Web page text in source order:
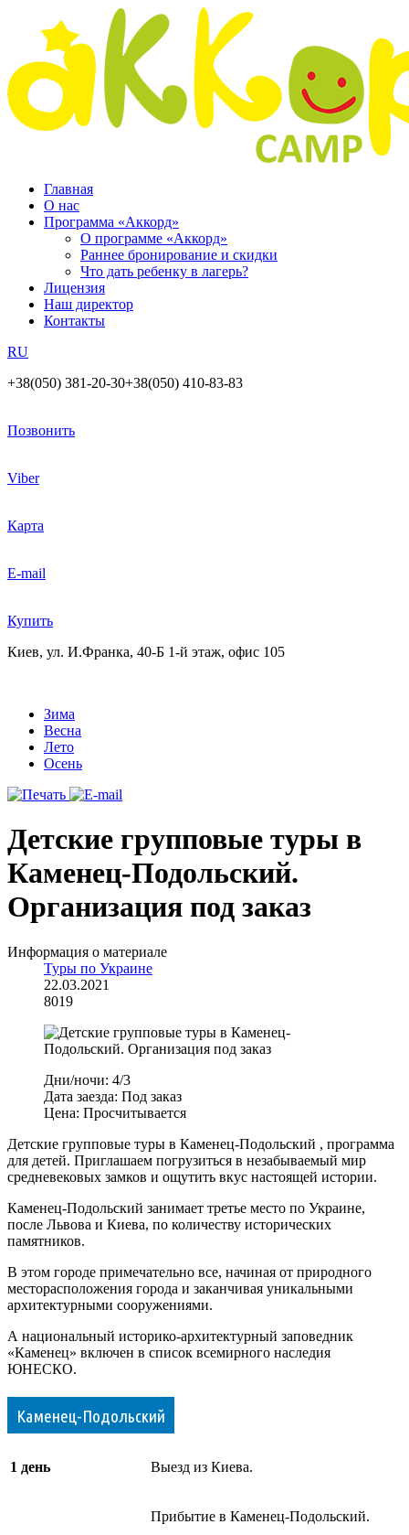
Главная
О нас
Программа «Аккорд»
О программе «Аккорд»
Раннее бронирование и скидки
Что дать ребенку в лагерь?
Лицензия
Наш директор
Контакты
RU
+38(050) 381-20-30+38(050) 410-83-83
Позвонить
Viber
Карта
E-mail
Купить
Киев, ул. И.Франка, 40-Б 1-й этаж, офис 105
Зима
Весна
Лето
Осень
Детские групповые туры в
Каменец-Подольский.
Организация под заказ
Информация о материале
Туры по Украине
22.03.2021
8019
Дни/ночи: 4/3
Дата заезда: Под заказ
Цена: Просчитывается
Детские групповые туры в Каменец-Подольский , программа
для детей. Приглашаем погрузиться в незабываемый мир
средневековых замков и ощутить вкус настоящей истории.
Каменец-Подольский занимает третье место по Украине,
после Львова и Киева, по количеству исторических
памятников.
В этом городе примечательно все, начиная от природного
месторасположения города и заканчивая уникальными
архитектурными сооружениями.
А национальный историко-архитектурный заповедник
«Каменец» включен в список всемирного наследия
ЮНЕСКО.
Каменец-Подольский
1 день Выезд из Киева.
Прибытие в Каменец-Подольский.